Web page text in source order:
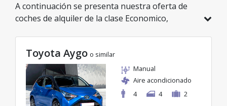
A continuación se presenta nuestra oferta de
coches de alquiler de la clase Economico,
modelo ideal de la categoría seleccionada, con
tarifas excelentes desde solo 23€/día.
Toyota Aygo o similar
Manual
Aire acondicionado
4
4 2